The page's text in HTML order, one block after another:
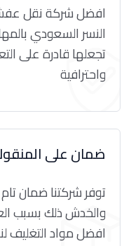
افضل شركة نقل
النسر السعودي
تجعلها قادرة على
واحترافية
ضمان على
توفر شركتنا ضمان
والخدش ذلك بسبب
افضل مواد التغليف